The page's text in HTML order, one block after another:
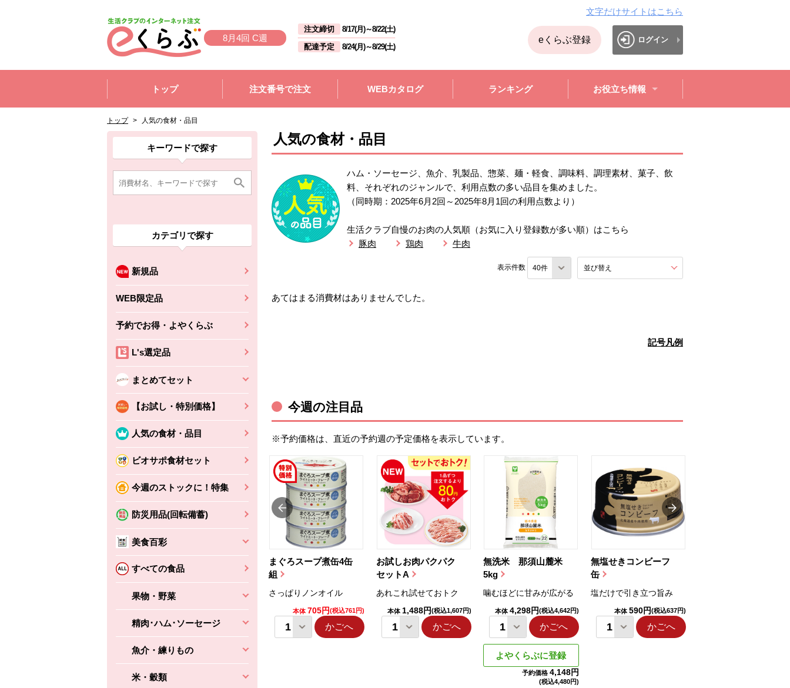
8月4回 C週
注文締切 8/17(月)～8/22(土)
配達予定
8/24(月)～8/29(土)
文字だけサイトはこちら
eくらぶ登録 ログイン
トップ
注文番号で注文 WEBカタログ ランキング お役立ち情報
トップ > 人気の食材・品目
ここから消費材検索メニューです。
キーワードで探す
カテゴリで探す
新規品
WEB限定品
予約でお得・よやくらぶ
L's選定品
まとめてセット
【お試し・特別価格】
人気の食材・品目
ビオサポ食材セット
今週のストックに！特集
防災用品(回転備蓄)
美食百彩
すべての食品
果物・野菜
精肉･ハム･ソーセージ
魚介・練りもの
米・穀類
消費材検索メニューここまで。
ここから本文です。
ここから組合員向けメニューです。
組合員向けメニューここまで。
ここから本文です。 人気の食材・品目
ハム・ソーセージ、魚介、乳製品、惣菜、麺・軽食、調味料、調理素材、菓子、飲
料、それぞれのジャンルで、利用点数の多い品目を集めました。
（同時期：2025年6月2回～2025年8月1回の利用点数より）
生活クラブ自慢のお肉の人気順（お気に入り登録数が多い順）はこちら
豚肉
鶏肉 牛肉
表示件数 並び替え
あてはまる消費材はありませんでした。
記号凡例
今週の注目品
※予約価格は、直近の予約週の予定価格を表示しています。
まぐろスープ煮缶4缶
組
さっぱりノンオイル
本体 705円(税込761円)
かごへ
お試しお肉パクパク
セットA
あれこれ試せておトク
本体 1,488円(税込1,607円)
かごへ
無洗米 那須山麓米
5kg
噛むほどに甘みが広がる
本体 4,298円(税込4,642円)
かごへ
よやくらぶに登録
予約価格 4,148円
(税込4,480円)
無塩せきコンビーフ
缶
塩だけで引き立つ旨み
本体 590円(税込637円)
かごへ
ちょこっと揚げ（香
えびの風味がぶわっ！
(税込356円)
かごへ
バルサミコ
コク深くフルーティー
本体 (税込2,333円)